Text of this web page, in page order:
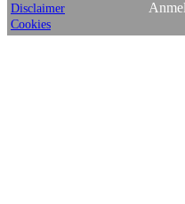
Disclaimer
Cookies